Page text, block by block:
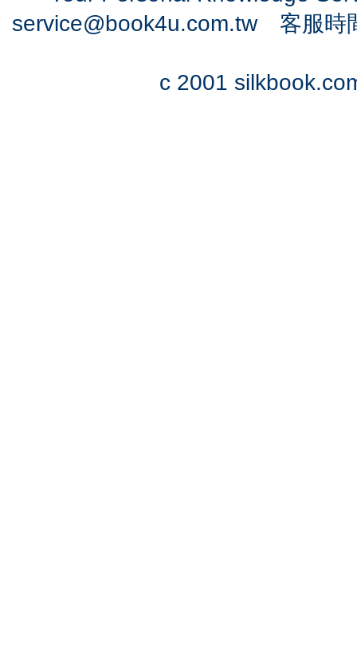
service@book4u.com.tw客服時
c 2001